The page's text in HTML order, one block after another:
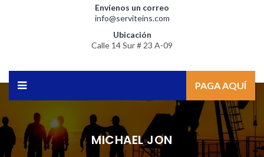
Envíenos un correo
info@serviteins.com
Ubicación
Calle 14 Sur # 23 A-09
PAGA AQUÍ
MICHAEL JON